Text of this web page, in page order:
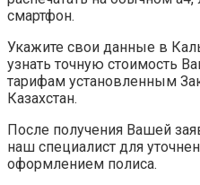
смартфон.
Укажите свои данные в
узнать точную стоимость
тарифам установленным
Казахстан.
После получения Вашей
наш специалист для
оформлением полиса.